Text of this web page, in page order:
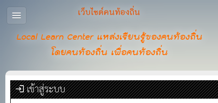
เว็บไซต์คนท้องถิ่น
Local Learn Center แหล่งเรียนรู้ของคนท้องถิ่น
โดยคนท้องถิ่น เพื่อคนท้องถิ่น
เข้าสู่ระบบ